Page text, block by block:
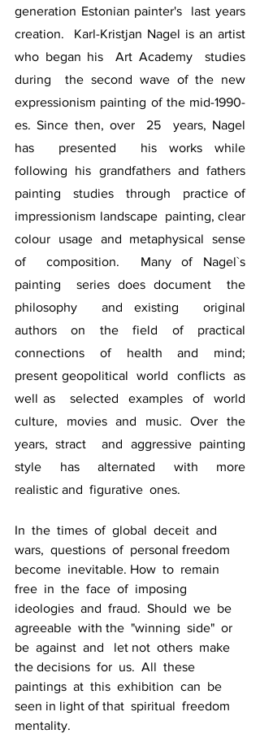
generation Estonian painter's  last years
creation.  Karl-Kristjan Nagel is an artist
who began his  Art Academy  studies
during  the second wave of the new
expressionism painting of the mid-1990-
es. Since then, over  25  years, Nagel
has  presented  his works while
following  his  grandfathers  and  fathers
painting  studies  through  practice of
impressionism landscape  painting, clear
colour  usage  and  metaphysical  sense
of  composition.  Many of Nagel`s
painting  series does document  the
philosophy  and existing  original
authors  on  the  field  of  practical
connections  of  health  and  mind;
present geopolitical  world  conflicts  as
well as   selected  examples  of  world
culture,  movies  and  music.  Over  the
years, stract  and aggressive painting
style  has  alternated  with  more
realistic and  figurative  ones.
In  the  times  of  global  deceit  and
wars,  questions  of  personal freedom
become  inevitable. How  to  remain
free  in  the  face  of  imposing
ideologies  and  fraud.  Should  we  be
agreeable  with the  "winning  side"  or
be  against  and   let not  others  make
the decisions  for  us.  All  these
paintings  at  this  exhibition  can  be
seen in light of that  spiritual  freedom
mentality.